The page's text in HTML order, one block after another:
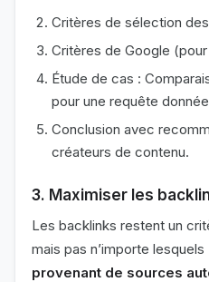
Critères de sélection
Critères de Google
Étude de cas :
pour une requête
Conclusion avec
créateurs de contenu.
3. Maximiser les
Les backlinks restent un
mais pas n’importe lesquels
provenant de sources